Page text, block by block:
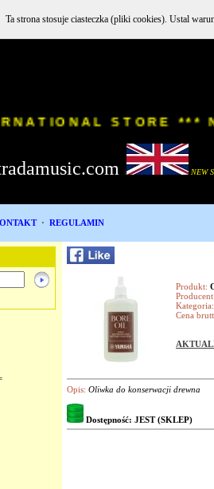
i NEW
· REGULAMIN
Produkt:
Kategoria:
Cena
Opis: Oliwka do konserwacji drewna
Dostępność: JEST (SKLEP)
Ta strona stosuje ciasteczka (pliki cookies). Ustal